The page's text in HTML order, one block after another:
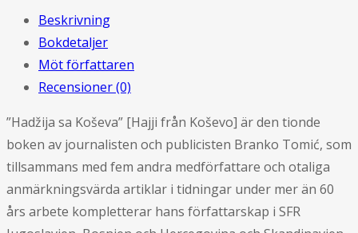
Beskrivning
Bokdetaljer
Möt författaren
Recensioner (0)
”Hadžija sa Koševa” [Hajji från Koševo] är den tionde
boken av journalisten och publicisten Branko Tomić, som
tillsammans med fem andra medförfattare och otaliga
anmärkningsvärda artiklar i tidningar under mer än 60
års arbete kompletterar hans författarskap i SFR